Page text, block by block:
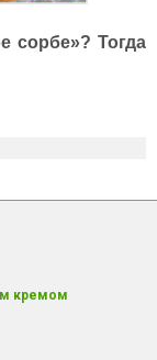
сорбе»? Тогда
кремом